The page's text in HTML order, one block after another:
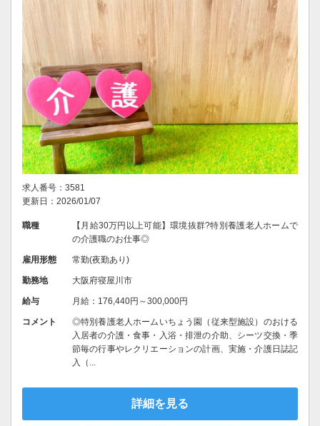
求人番号：3581
更新日：2026/01/07
職種
【月給30万円以上可能】環境抜群?特別養護老人ホームで
の介護職のお仕事◎
雇用形態 常勤(夜勤あり)
勤務地 大阪府寝屋川市
給与 月給：176,440円～300,000円
コメント
◎特別養護老人ホームいちょう園（従来型施設）のおける
入居者の介護・食事・入浴・排泄の介助、シーツ交換・季
節毎の行事やレクリエーションの計画、実施・介護日誌記
入（...
詳細を見る